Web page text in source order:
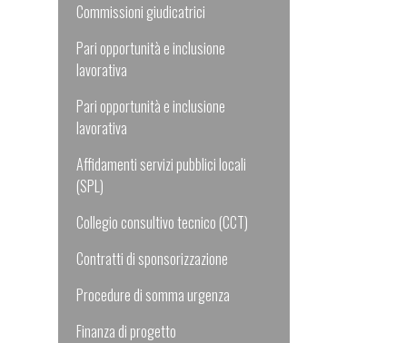
Commissioni giudicatrici
Pari opportunità e inclusione
lavorativa
Pari opportunità e inclusione
lavorativa
Affidamenti servizi pubblici locali
(SPL)
Collegio consultivo tecnico (CCT)
Contratti di sponsorizzazione
Procedure di somma urgenza
Finanza di progetto